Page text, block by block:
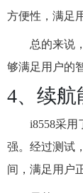
方便性，满足
总的来说
够满足用户的
4、续航
i8558采用
强。经过测试
间，满足用户